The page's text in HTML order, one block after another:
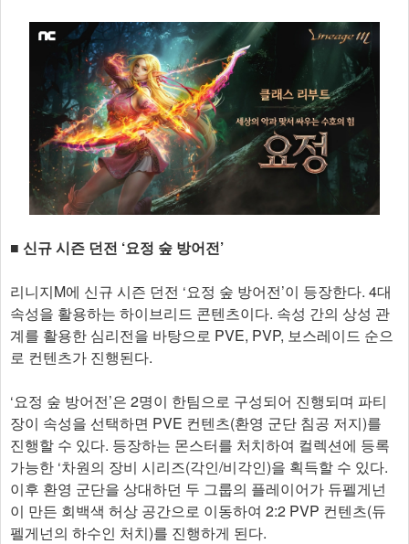
​■ ​신규 시즌 던전 ‘요정 숲 방어전’
리니지M에 신규 시즌 던전 ‘요정 숲 방어전’이 등장한다. 4대
속성을 활용하는 하이브리드 콘텐츠이다. 속성 간의 상성 관
계를 활용한 심리전을 바탕으로 PVE, PVP, 보스레이드 순으
로 컨텐츠가 진행된다.
‘요정 숲 방어전’은 2명이 한팀으로 구성되어 진행되며 파티
장이 속성을 선택하면 PVE 컨텐츠(환영 군단 침공 저지)를
진행할 수 있다. 등장하는 몬스터를 처치하여 컬렉션에 등록
가능한 ‘차원의 장비 시리즈(각인/비각인)을 획득할 수 있다.
이후 환영 군단을 상대하던 두 그룹의 플레이어가 듀펠게넌
이 만든 회백색 허상 공간으로 이동하여 2:2 PVP 컨텐츠(듀
펠게넌의 하수인 처치)를 진행하게 된다.